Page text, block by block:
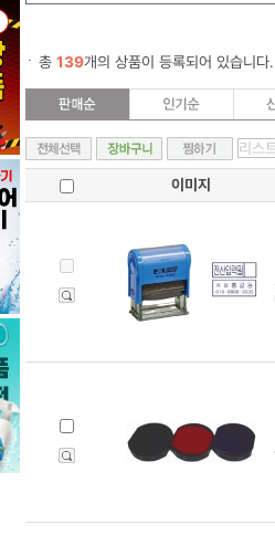
총 139개의 상품이 등록되어 있습니다.
이미지